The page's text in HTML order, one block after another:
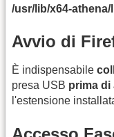
/usr/lib/x64-
Avvio di
È indispensabile
presa USB prima di
l'estensione